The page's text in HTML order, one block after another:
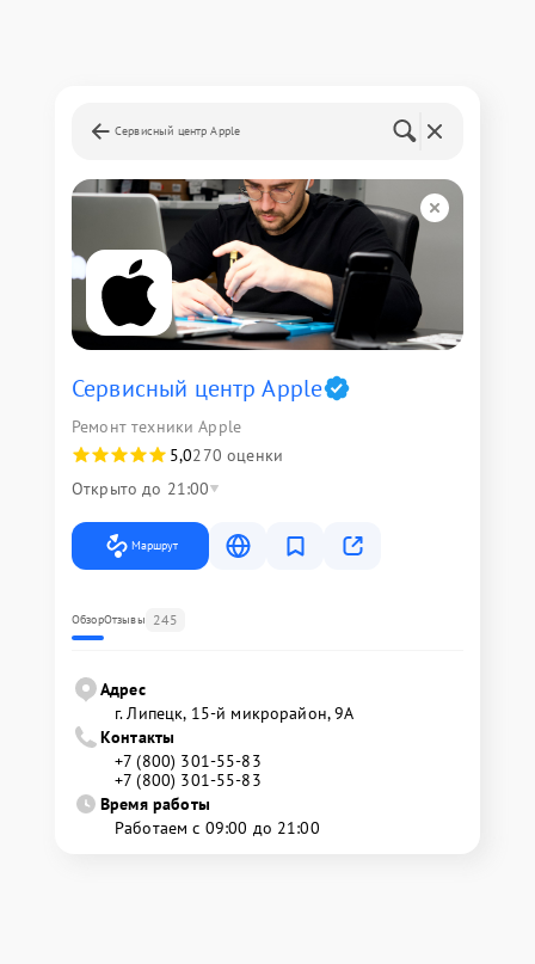
Сервисный центр Apple
Сервисный центр Apple
Ремонт техники Apple
5,0270 оценки
Открыто до 21:00
Маршрут
ОбзорОтзывы 245
Адрес
г. Липецк, 15-й микрорайон, 9А
Контакты
+7 (800) 301-55-83
+7 (800) 301-55-83
Время работы
Работаем с 09:00 до 21:00